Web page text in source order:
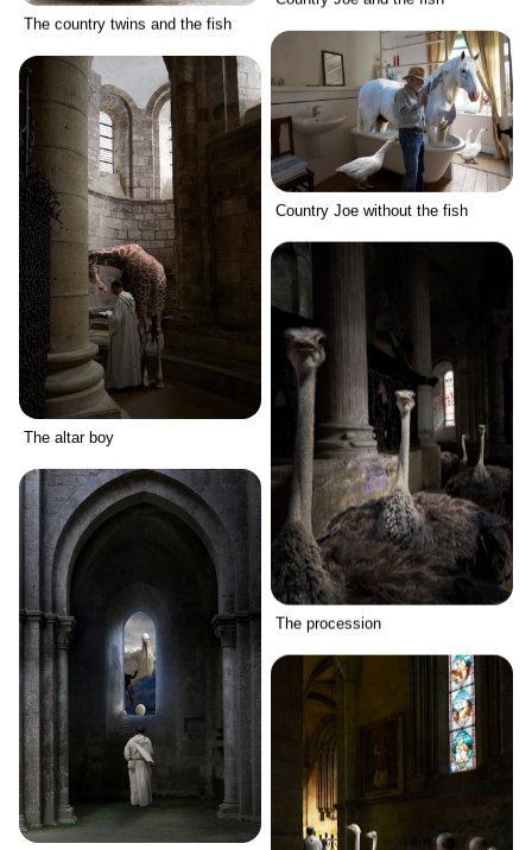
The country twins and the fish
Country Joe without the fish
The altar boy
The procession